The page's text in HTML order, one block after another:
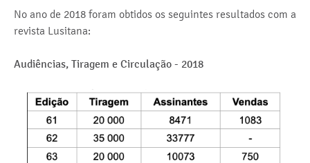
No ano de 2018 foram obtidos os seguintes resultados com a
revista Lusitana:
Audiências, Tiragem e Circulação - 2018